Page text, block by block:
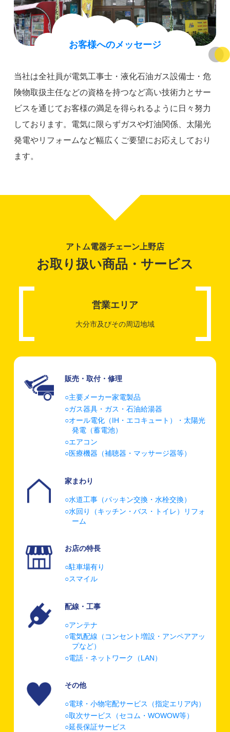
お客様へのメッセージ
当社は全社員が電気工事士・液化石油ガス設備士・危
険物取扱主任などの資格を持つなど高い技術力とサー
ビスを通じてお客様の満足を得られるように日々努力
しております。電気に限らずガスや灯油関係、太陽光
発電やリフォームなど幅広くご要望にお応えしており
ます。
アトム電器チェーン 上野店
お取り扱い商品・ サービス
営業エリア
大分市及びその周辺地域
販売・取付・修理
主要メーカー家電製品
ガス器具・ガス・石油給湯器
オール電化（IH・エコキュート）・太陽光
発電（蓄電池）
エアコン
医療機器（補聴器・マッサージ器等）
家まわり
水道工事（パッキン交換・水栓交換）
水回り（キッチン・バス・トイレ）リフォ
ーム
お店の特長
駐車場有り
スマイル
配線・工事
アンテナ
電気配線（コンセント増設・アンペアアッ
プなど）
電話・ネットワーク（LAN）
その他
電球・小物宅配サービス（指定エリア内）
取次サービス（セコム・WOWOW等）
延長保証サービス